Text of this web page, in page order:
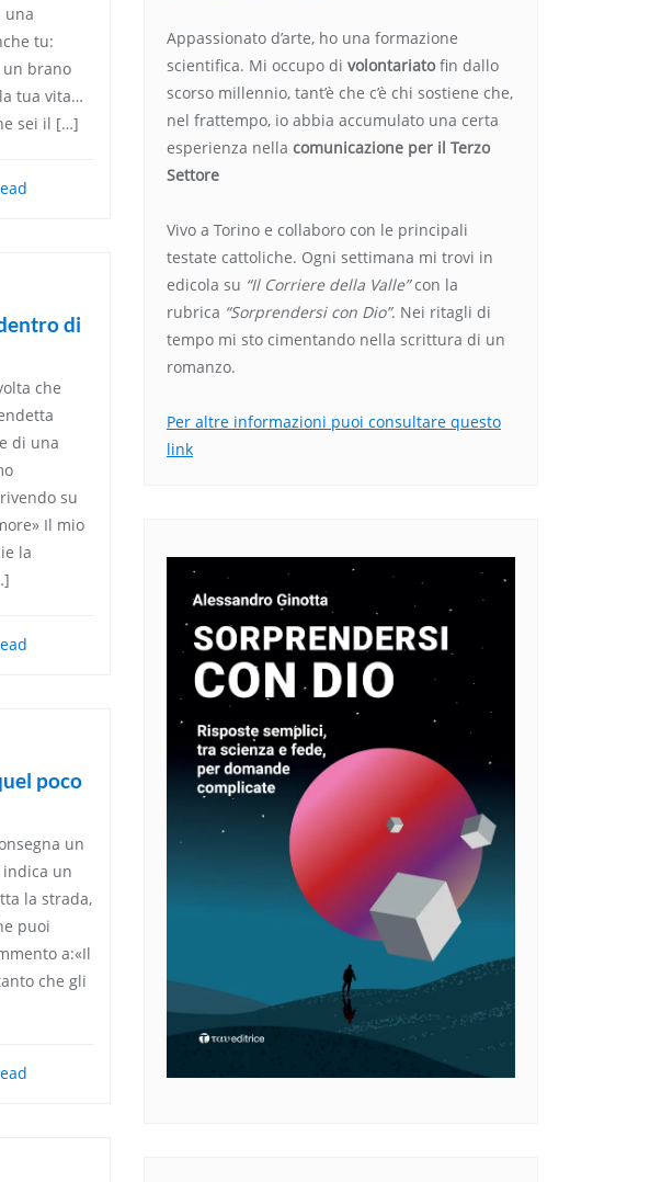
una
tu:
un brano
tua vita…
sei il […]
di
che
di una
su
Il mio
la
poco
un
un
la strada,
puoi
a:«Il
che gli
Appassionato d’arte, ho una formazione
scientifica. Mi occupo di volontariatofin dallo
scorso millennio, tant’è che c’è chi sostiene che,
nel frattempo, io abbia accumulato una certa
esperienza nella comunicazione per il Terzo
Settore
Vivo a Torino e collaboro con le principali
testate cattoliche. Ogni settimana mi trovi in
edicola su “Il Corriere della Valle”con la
rubrica “Sorprendersi con Dio”. Nei ritagli di
tempo mi sto cimentando nella scrittura di un
romanzo.
Per altre informazioni puoi consultare questo
link